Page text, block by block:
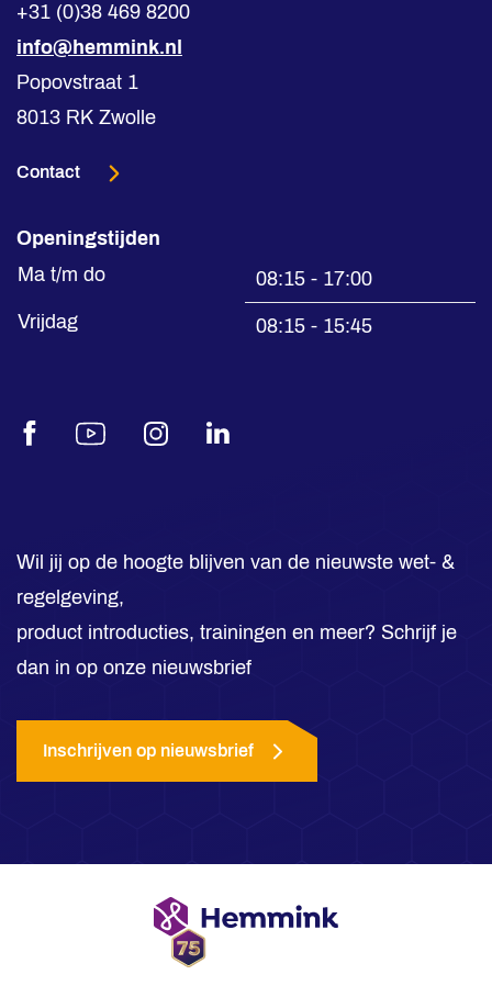
+31 (0)38 469 8200
info@hemmink.nl
Popovstraat 1
8013 RK Zwolle
Contact
Openingstijden
Ma t/m do
08:15 - 17:00
Vrijdag
08:15 - 15:45
FacebookYoutubeInstagramLinkedIn
Wil jij op de hoogte blijven van de nieuwste wet- &
regelgeving,
product introducties, trainingen en meer? Schrijf je
dan in op onze nieuwsbrief
Inschrijven op nieuwsbrief